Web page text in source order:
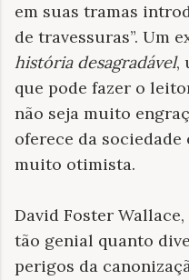
em suas tramas
de travessuras”. Um
história desagradável,
que pode fazer o
não seja muito
oferece da sociedade
muito otimista.
David Foster
tão genial quanto
perigos da